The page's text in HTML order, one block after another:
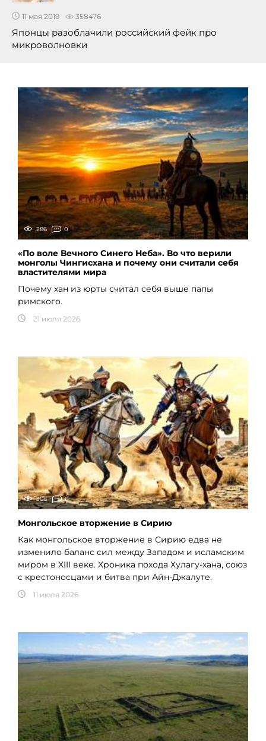
11 мая 2019 358476
Японцы разоблачили российский фейк про
микроволновки
286 0
«По воле Вечного Синего Неба». Во что верили
монголы Чингисхана и почему они считали себя
властителями мира
Почему хан из юрты считал себя выше папы
римского.
21 июля 2026
305 0
Монгольское вторжение в Сирию
Как монгольское вторжение в Сирию едва не
изменило баланс сил между Западом и исламским
миром в XIII веке. Хроника похода Хулагу-хана, союз
с крестоносцами и битва при Айн-Джалуте.
11 июля 2026